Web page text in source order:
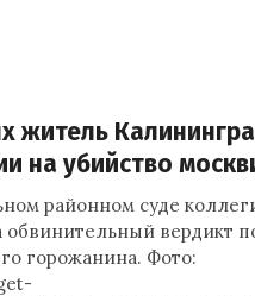
житель
на убийство
районном суде
обвинительный вердикт
горожанина. Фото: